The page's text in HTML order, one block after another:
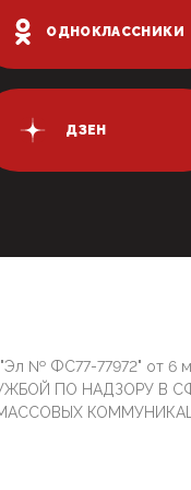
ОДНОКЛАССНИКИ
ДЗЕН
№ ФС77-77972" от 6
ПО НАДЗОРУ В